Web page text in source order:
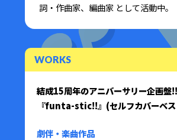
詞・作曲家、編曲家 として活動中。
WORKS
結成15周年のアニバーサリー企画盤!!
『funta-stic!!』(セルフカバーベ
劇伴・楽曲作品